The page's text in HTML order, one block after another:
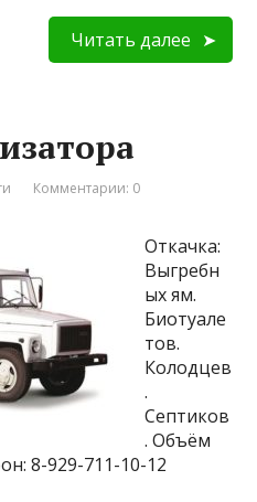
Читать далее
Комментарии: 0
Откачка:
Выгребн
ых ям.
Биотуале
тов.
Колодцев
.
Септиков
. Объём
8-929-711-10-12